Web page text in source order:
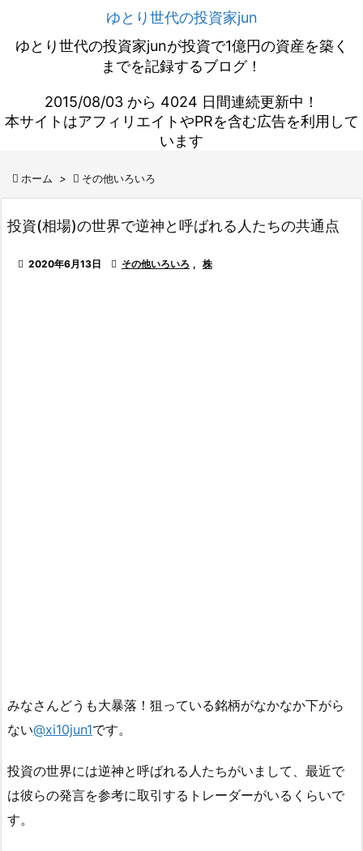
ゆとり世代の投資家jun
ゆとり世代の投資家junが投資で1億円の資産を築く
までを記録するブログ！
2015/08/03 から 4024 日間連続更新中！
本サイトはアフィリエイトやPRを含む広告を利用して
います
 ホーム >  その他いろいろ
投資(相場)の世界で逆神と呼ばれる人たちの共通点
 2020年6月13日  その他いろいろ , 株
みなさんどうも大暴落！狙っている銘柄がなかなか下がら
ない@xi10jun1です。
投資の世界には逆神と呼ばれる人たちがいまして、最近で
は彼らの発言を参考に取引するトレーダーがいるくらいで
す。